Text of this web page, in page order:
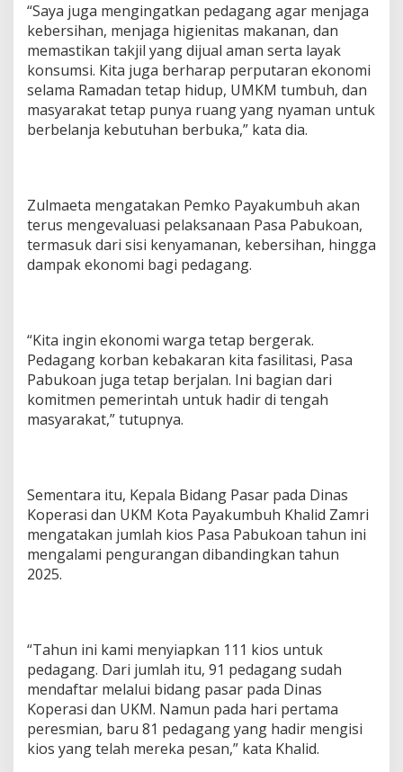
“Saya juga mengingatkan pedagang agar menjaga
kebersihan, menjaga higienitas makanan, dan
memastikan takjil yang dijual aman serta layak
konsumsi. Kita juga berharap perputaran ekonomi
selama Ramadan tetap hidup, UMKM tumbuh, dan
masyarakat tetap punya ruang yang nyaman untuk
berbelanja kebutuhan berbuka,” kata dia.
Zulmaeta mengatakan Pemko Payakumbuh akan
terus mengevaluasi pelaksanaan Pasa Pabukoan,
termasuk dari sisi kenyamanan, kebersihan, hingga
dampak ekonomi bagi pedagang.
“Kita ingin ekonomi warga tetap bergerak.
Pedagang korban kebakaran kita fasilitasi, Pasa
Pabukoan juga tetap berjalan. Ini bagian dari
komitmen pemerintah untuk hadir di tengah
masyarakat,” tutupnya.
Sementara itu, Kepala Bidang Pasar pada Dinas
Koperasi dan UKM Kota Payakumbuh Khalid Zamri
mengatakan jumlah kios Pasa Pabukoan tahun ini
mengalami pengurangan dibandingkan tahun
2025.
“Tahun ini kami menyiapkan 111 kios untuk
pedagang. Dari jumlah itu, 91 pedagang sudah
mendaftar melalui bidang pasar pada Dinas
Koperasi dan UKM. Namun pada hari pertama
peresmian, baru 81 pedagang yang hadir mengisi
kios yang telah mereka pesan,” kata Khalid.